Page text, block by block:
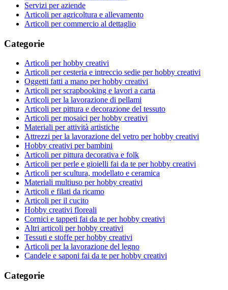
Servizi per aziende
Articoli per agricoltura e allevamento
Articoli per commercio al dettaglio
Categorie
Articoli per hobby creativi
Articoli per cesteria e intreccio sedie per hobby creativi
Oggetti fatti a mano per hobby creativi
Articoli per scrapbooking e lavori a carta
Articoli per la lavorazione di pellami
Articoli per pittura e decorazione del tessuto
Articoli per mosaici per hobby creativi
Materiali per attività artistiche
Attrezzi per la lavorazione del vetro per hobby creativi
Hobby creativi per bambini
Articoli per pittura decorativa e folk
Articoli per perle e gioielli fai da te per hobby creativi
Articoli per scultura, modellato e ceramica
Materiali multiuso per hobby creativi
Articoli e filati da ricamo
Articoli per il cucito
Hobby creativi floreali
Cornici e tappeti fai da te per hobby creativi
Altri articoli per hobby creativi
Tessuti e stoffe per hobby creativi
Articoli per la lavorazione del legno
Candele e saponi fai da te per hobby creativi
Categorie